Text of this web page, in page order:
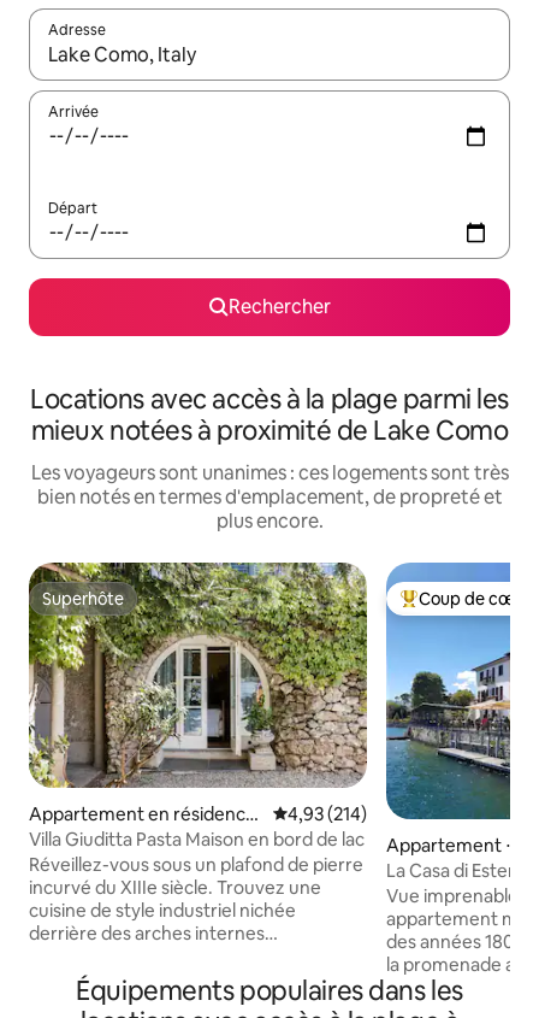
Adresse
Lorsque les résultats s'affichent, utilisez les flèches vers le
Arrivée
Départ
Rechercher
Locations avec accès à la plage parmi les
mieux notées à proximité de Lake Como
Les voyageurs sont unanimes : ces logements sont très
bien notés en termes d'emplacement, de propreté et
plus encore.
Superhôte
Superhôte
Appartement en résidence
⋅ Blevio
Évaluation moyenne sur la
4,93 (214)
Villa Giuditta Pasta Maison en bord de lac
Réveillez-vous sous un plafond de pierre
incurvé du XIIIe siècle. Trouvez une
cuisine de style industriel nichée
derrière des arches internes
magnifique sur le lac et la montagne
depuis un hamac ombragé. Entrez
Coups de cœur
Coup de cœur
Appartement ⋅
La Casa di Ester,
Italie
Vue imprenable
appartement
des années
la promenade au
Tremezzina. À seulement 200 mètres
de l'arrêt de ferry
Équipements populaires dans les